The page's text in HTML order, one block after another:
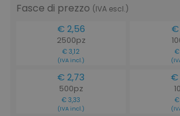
Fasce di prezzo (IVA escl.)
€ 2,56
2500pz
€ 3,12
(IVA incl.)
€
€
€ 2,73
500pz
€ 3,33
(IVA incl.)
€
€